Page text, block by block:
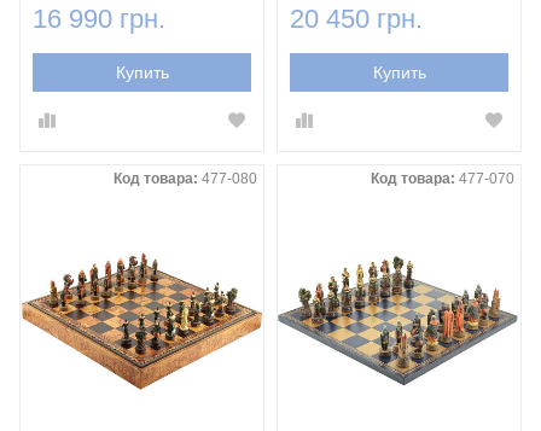
16 990 грн.
Купить
20 450 грн.
Купить
Код товара: 477-080 Код товара: 477-070